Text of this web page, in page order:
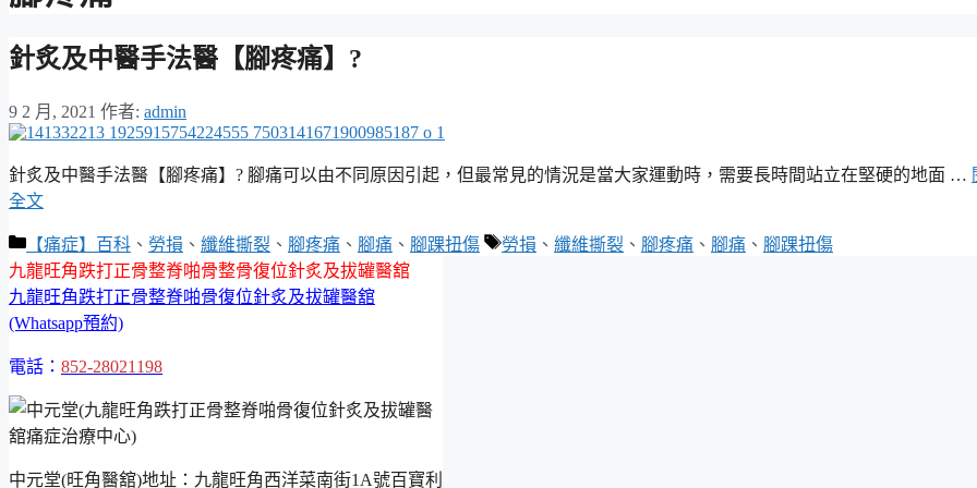
針炙及中醫手法醫【腳疼痛】?
9 2 月, 2021 作者: admin
針炙及中醫手法醫【腳疼痛】? 腳痛可以由不同原因引起，但最常見的情況是當大家運動時，需要長時間站立在堅硬的地面 …
全文
分
類
【痛症】百科 、 勞損 、 纖維撕裂 、 腳疼痛 、 腳痛 、 腳踝扭傷
標
勞損 、 纖維撕裂 、 腳疼痛 、 腳痛 、 腳踝扭傷
九龍旺角跌打正骨整脊啪骨整骨復位針炙及拔罐醫舘
九龍旺角跌打正骨整脊啪骨復位針炙及拔罐醫舘
(Whatsapp預約)
電話： 852-28021198
中元堂(旺角醫舘)地址：九龍旺角西洋菜南街1A號百寶利